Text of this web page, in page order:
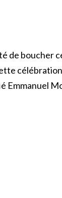
de boucher
Emmanuel